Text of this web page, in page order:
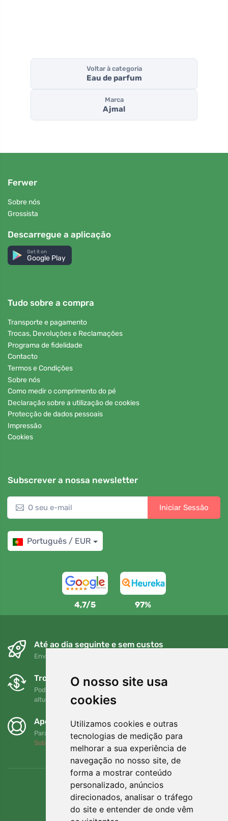
O nosso site usa
cookies
Utilizamos cookies e outras
tecnologias de medição para
melhorar a sua experiência de
navegação no nosso site, de
forma a mostrar conteúdo
personalizado, anúncios
direcionados, analisar o tráfego
do site e entender de onde vêm
Voltar à categoria
Eau de parfum
Marca
Ajmal
Ferwer
Sobre nós
Grossista
Descarregue a aplicação
Get it on
Google Play
Tudo sobre a compra
Transporte e pagamento
Trocas, Devoluções e Reclamações
Programa de fidelidade
Contacto
Termos e Condições
Sobre nós
Como medir o comprimento do pé
Declaração sobre a utilização de cookies
Protecção de dados pessoais
Impressão
Cookies
Subscrever a nossa newsletter
Iniciar Sessão
Português / EUR
4,7/5 97%
Até ao dia seguinte e sem custos
Envio gratuito para encomendas superiores a 80 EUR
Trocas e devoluções gratuitas
Pode devolver ou trocar a sua encomenda em qualquer
altura no prazo de 90 dias
Apoiamos a Trees.org
Para cada encomenda plantamos uma árvore! Leia mais
Sobre nós